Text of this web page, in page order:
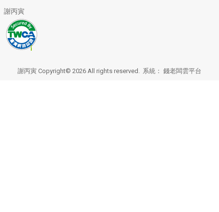
謝丙寅
謝丙寅 Copyright© 2026 All rights reserved. 系統： 錢老闆雲平台